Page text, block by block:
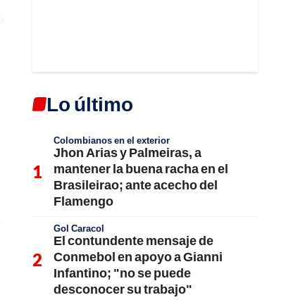
Lo último
Colombianos en el exterior
Jhon Arias y Palmeiras, a
mantener la buena racha en el
Brasileirao; ante acecho del
Flamengo
Gol Caracol
El contundente mensaje de
Conmebol en apoyo a Gianni
Infantino; "no se puede
desconocer su trabajo"